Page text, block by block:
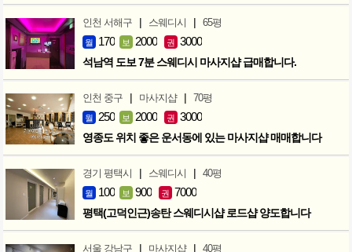
인천 서해구 | 스웨디시 | 65평
월 170 보 2000 권 3000
석남역 도보 7분 스웨디시 마사지샵 급매합니다.
인천 중구 | 마사지샵 | 70평
월 250 보 2000 권 3000
영종도 위치 좋은 운서동에 있는 마사지샵 매매합니다
경기 평택시 | 스웨디시 | 40평
월 100 보 900 권 7000
평택(고덕인근)송탄 스웨디시샵 로드샵 양도합니다
서울 강남구 | 마사지샵 | 40평